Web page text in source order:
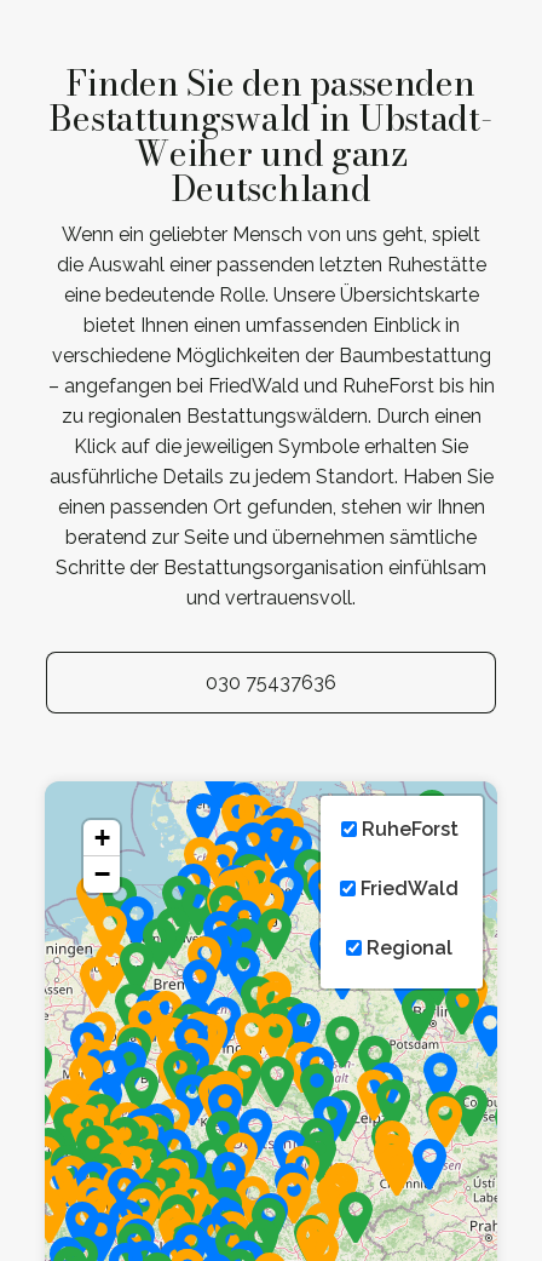
Finden Sie den passenden
Bestattungswald in Ubstadt-
Weiher und ganz
Deutschland
Wenn ein geliebter Mensch von uns geht, spielt
die Auswahl einer passenden letzten Ruhestätte
eine bedeutende Rolle. Unsere Übersichtskarte
bietet Ihnen einen umfassenden Einblick in
verschiedene Möglichkeiten der Baumbestattung
– angefangen bei FriedWald und RuheForst bis hin
zu regionalen Bestattungswäldern. Durch einen
Klick auf die jeweiligen Symbole erhalten Sie
ausführliche Details zu jedem Standort. Haben Sie
einen passenden Ort gefunden, stehen wir Ihnen
beratend zur Seite und übernehmen sämtliche
Schritte der Bestattungsorganisation einfühlsam
und vertrauensvoll.
030 75437636
+
−
RuheForst
FriedWald
Regional